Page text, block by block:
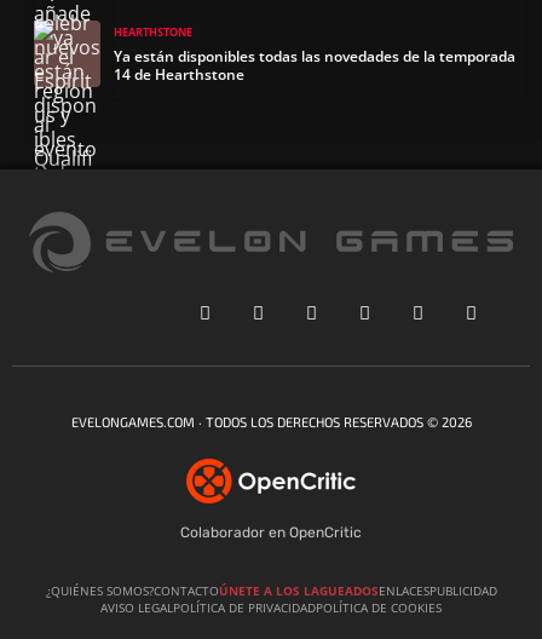
HEARTHSTONE
Ya están disponibles todas las novedades de la temporada
14 de Hearthstone
EVELONGAMES.COM · TODOS LOS DERECHOS RESERVADOS © 2026
Colaborador en OpenCritic
¿QUIÉNES SOMOS?CONTACTOÚNETE A LOS LAGUEADOSENLACESPUBLICIDAD
AVISO LEGALPOLÍTICA DE PRIVACIDADPOLÍTICA DE COOKIES